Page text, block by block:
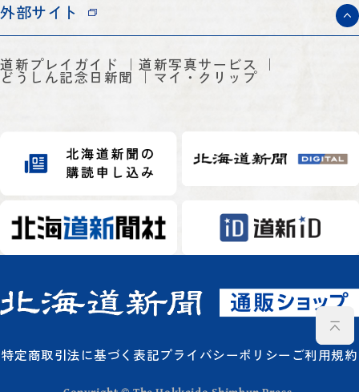
外部サイト
道新プレイガイド 道新写真サービス
どうしん記念日新聞 マイ・クリップ
特定商取引法に基づく表記プライバシーポリシー ご利用規約